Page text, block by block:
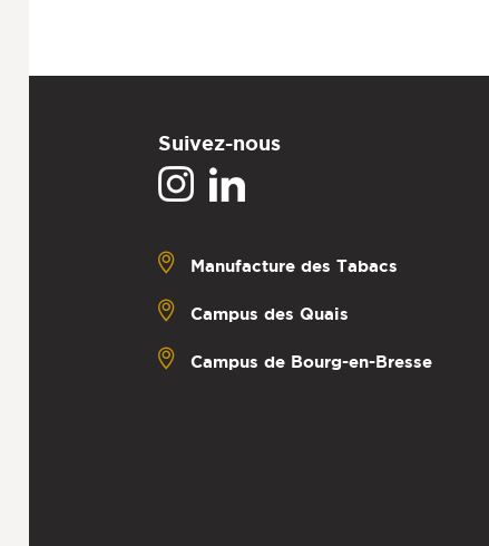
Suivez-nous
Manufacture des Tabacs
Campus des Quais
Campus de Bourg-en-Bresse